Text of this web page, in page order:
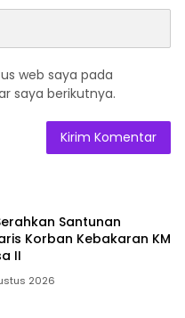
web saya pada
saya berikutnya.
Santunan
Korban Kebakaran KM
II
2026